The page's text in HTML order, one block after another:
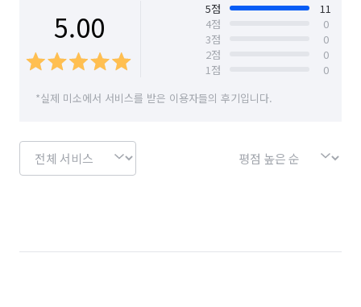
5.00 5점
11
4점
0
3점
0
2점
0
1점
0
*실제 미소에서 서비스를 받은 이용자들의 후기입니다.